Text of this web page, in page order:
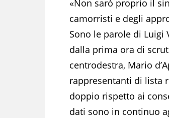
«Non sarò proprio il
camorristi e degli
Sono le parole di Luigi
dalla prima ora di
centrodestra, Mario
rappresentanti di lista
doppio rispetto ai
dati sono in continuo